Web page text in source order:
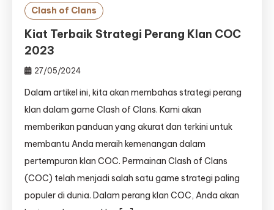
Clash of Clans
Kiat Terbaik Strategi Perang Klan COC
2023
27/05/2024
Dalam artikel ini, kita akan membahas strategi perang
klan dalam game Clash of Clans. Kami akan
memberikan panduan yang akurat dan terkini untuk
membantu Anda meraih kemenangan dalam
pertempuran klan COC. Permainan Clash of Clans
(COC) telah menjadi salah satu game strategi paling
populer di dunia. Dalam perang klan COC, Anda akan